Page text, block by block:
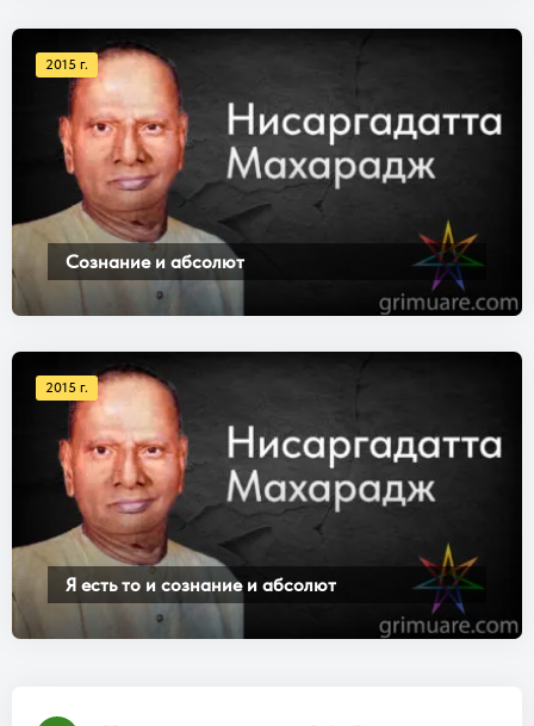
2015 г.
Сознание и абсолют
2015 г.
Я есть то и сознание и абсолют